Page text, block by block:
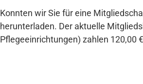
Konnten wir Sie für eine
herunterladen. Der aktuelle
Pflegeeinrichtungen) zahlen 120,00